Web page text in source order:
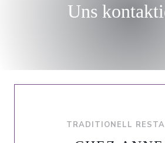
Uns
TRADITIONELL